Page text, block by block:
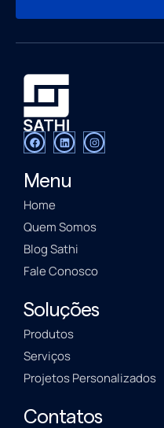
Menu
Home
Quem Somos
Blog Sathi
Fale Conosco
Soluções
Produtos
Serviços
Projetos Personalizados
Contatos